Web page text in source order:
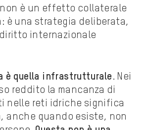
è un effetto collaterale
è una strategia deliberata,
internazionale
è quella infrastrutturale . Nei
reddito la mancanza di
nelle reti idriche significa
anche quando esiste, non